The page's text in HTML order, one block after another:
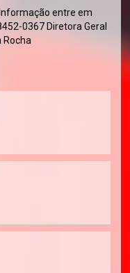
entre em
0367 Diretora Geral
Rocha